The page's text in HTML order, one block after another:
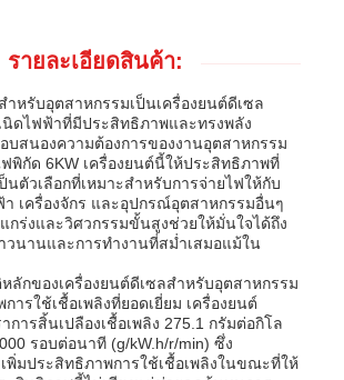
รายละเอียดสินค้า:
ำหรับอุตสาหกรรมเป็นเครื่องยนต์ดีเซล
นิดไฟฟ้าที่มีประสิทธิภาพและทรงพลัง
บสนองความต้องการของงานอุตสาหกรรม
ฟพิกัด 6KW เครื่องยนต์นี้ให้ประสิทธิภาพที่
นตัวเลือกที่เหมาะสำหรับการจ่ายไฟให้กับ
า เครื่องจักร และอุปกรณ์อุตสาหกรรมอื่นๆ
กร่งและวิศวกรรมขั้นสูงช่วยให้มั่นใจได้ถึง
นานและการทำงานที่สม่ำเสมอแม้ใน
กของเครื่องยนต์ดีเซลสำหรับอุตสาหกรรม
ารใช้เชื้อเพลิงที่ยอดเยี่ยม เครื่องยนต์
การสิ้นเปลืองเชื้อเพลิง 275.1 กรัมต่อกิโล
รอบต่อนาที (g/kW.h/r/min) ซึ่ง
พิ่มประสิทธิภาพการใช้เชื้อเพลิงในขณะที่ให้